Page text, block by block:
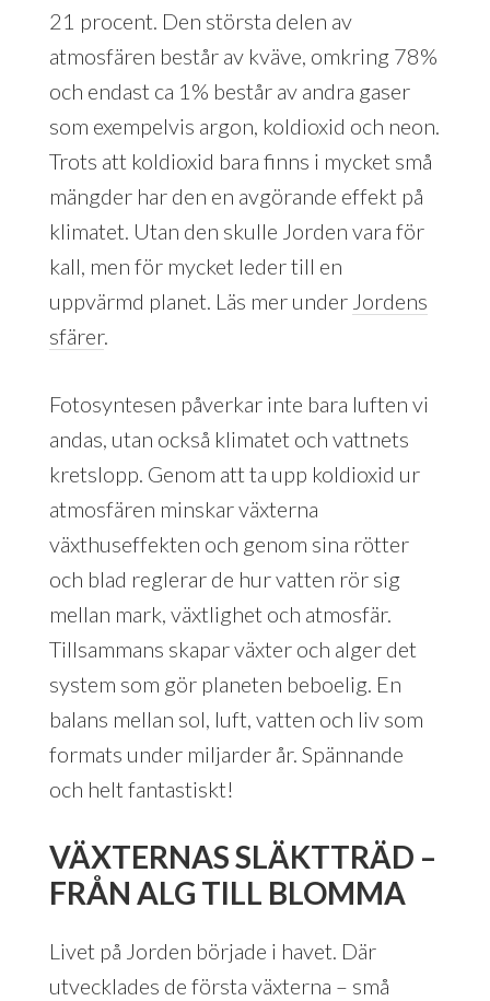
21 procent. Den största delen av
atmosfären består av kväve, omkring 78%
och endast ca 1% består av andra gaser
som exempelvis argon, koldioxid och neon.
Trots att koldioxid bara finns i mycket små
mängder har den en avgörande effekt på
klimatet. Utan den skulle Jorden vara för
kall, men för mycket leder till en
uppvärmd planet. Läs mer under Jordens
sfärer.
Fotosyntesen påverkar inte bara luften vi
andas, utan också klimatet och vattnets
kretslopp. Genom att ta upp koldioxid ur
atmosfären minskar växterna
växthuseffekten och genom sina rötter
och blad reglerar de hur vatten rör sig
mellan mark, växtlighet och atmosfär.
Tillsammans skapar växter och alger det
system som gör planeten beboelig. En
balans mellan sol, luft, vatten och liv som
formats under miljarder år. Spännande
och helt fantastiskt!
VÄXTERNAS SLÄKTTRÄD –
FRÅN ALG TILL BLOMMA
Livet på Jorden började i havet. Där
utvecklades de första växterna – små